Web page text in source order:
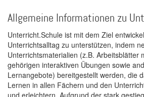
Allgemeine Informationen zu
Unterricht.Schule ist mit dem Ziel
Unterrichtsalltag zu unterstützen, indem
Unterrichtsmaterialien (z.B. Arbeitsblätter
gehörigen interaktiven Übungen sowie
Lernangebote) bereitgestellt werden, die
Lernen in allen Fächern und den
und erleichtern. Aufgrund der stark